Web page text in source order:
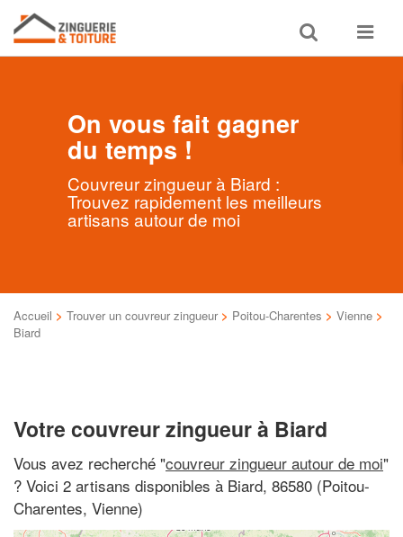
Toggle
search
Toggle
On vous fait gagner
du temps !
Couvreur zingueur à Biard :
Trouvez rapidement les meilleurs
artisans autour de moi
Accueil > Trouver un couvreur zingueur > Poitou-Charentes > Vienne >
Biard
Votre couvreur zingueur à Biard
Vous avez recherché "couvreur zingueur autour de moi"
? Voici 2 artisans disponibles à Biard, 86580 (Poitou-
Charentes, Vienne)